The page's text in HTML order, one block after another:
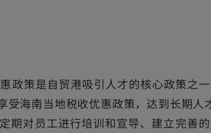
政策是自贸港吸引人才的核心政策之
海南当地税收优惠政策，达到长期人
期对员工进行培训和宣导、建立完善